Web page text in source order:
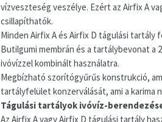
vízveszteség veszélye. Ezért az Airfix A
csillapíthatók.
Minden Airfix A és Airfix D tágulási
Butilgumi membrán és a tartálybevonat a
ivóvízzel kombinált használatra.
Megbízható szorítógyűrűs konstrukció,
tartályfelület konzerválását, ami a
Tágulási tartályok ivóvíz-
Az Airfix A vagy Airfix D tágulási tartály